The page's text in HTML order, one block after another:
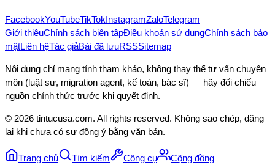
FacebookYouTubeTikTokInstagramZaloTelegram
Giới thiệuChính sách biên tậpĐiều khoản sử dụngChính sách bảo
mậtLiên hệTác giảBài đã lưuRSSSitemap
Nội dung chỉ mang tính tham khảo, không thay thế tư vấn chuyên
môn (luật sư, migration agent, kế toán, bác sĩ) — hãy đối chiếu
nguồn chính thức trước khi quyết định.
© 2026 tintucusa.com. All rights reserved. Không sao chép, đăng
lại khi chưa có sự đồng ý bằng văn bản.
Trang chủ Tìm kiếm Công cụ Cộng đồng